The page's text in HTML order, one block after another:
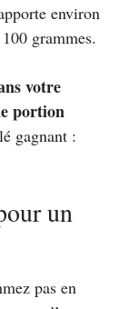
environ
grammes.
votre
portion
gagnant :
un
pas en